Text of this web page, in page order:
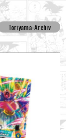
Toriyama-Archiv